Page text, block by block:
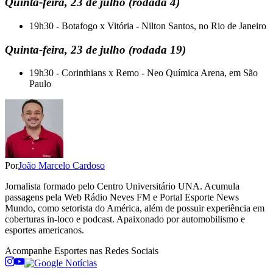
19h30 - Botafogo x Vitória - Nilton Santos, no Rio de Janeiro
Quinta-feira, 23 de julho (rodada 19)
19h30 - Corinthians x Remo - Neo Química Arena, em São
Paulo
PorJoão Marcelo Cardoso
Jornalista formado pelo Centro Universitário UNA. Acumula
passagens pela Web Rádio Neves FM e Portal Esporte News
Mundo, como setorista do América, além de possuir experiência em
coberturas in-loco e podcast. Apaixonado por automobilismo e
esportes americanos.
Acompanhe Esportes nas Redes Sociais